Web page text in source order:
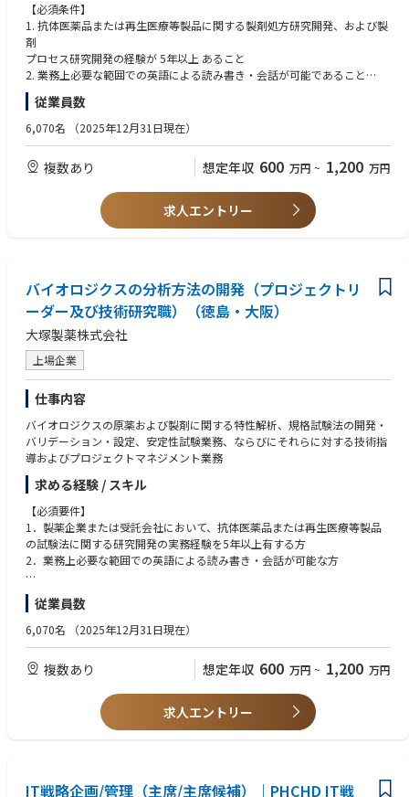
【必須条件】
1. 抗体医薬品または再生医療等製品に関する製剤処方研究開発、および製
剤
プロセス研究開発の経験が 5年以上 あること
2. 業務上必要な範囲での英語による読み書き・会話が可能であること
【歓迎条件】
無菌注射剤の治験薬に関する製造・管理・技術移管、承認申請業務（CTD
との調整業務の実務経験を有し、英語による会議運営・プレゼンテーショ
ンに対応可能な方（海外CDMO・パートナーとの協業経験があれば尚可）
・バイオロジクス原薬のGMP製造、CMO/CDMOとの技術移管、承認申請
従業員数
6,070名 （2025年12月31日現在）
複数あり 想定年収 600 万円 ~ 1,200 万円
求人エントリー
バイオロジクスの分析方法の開発（プロジェクトリ
ーダー及び技術研究職）（徳島・大阪）
大塚製薬株式会社
上場企業
仕事内容
バイオロジクスの原薬および製剤に関する特性解析、規格試験法の開発・
バリデーション・設定、安定性試験業務、ならびにそれらに対する技術指
導およびプロジェクトマネジメント業務
求める経験 / スキル
【必須要件】
1．製薬企業または受託会社において、抗体医薬品または再生医療等製品
の試験法に関する研究開発の実務経験を5年以上有する方
2．業務上必要な範囲での英語による読み書き・会話が可能な方
【歓迎要件】
バイオロジクスの特性解析・品質試験・安定性試験、CMO/CDMOとの技
術移管、承認申請業務、プロジェクト管理および社外・社内部署との調整
応可能な方
従業員数
6,070名 （2025年12月31日現在）
複数あり 想定年収 600 万円 ~ 1,200 万円
求人エントリー
IT戦略企画/管理（主席/主席候補）｜PHCHD IT戦